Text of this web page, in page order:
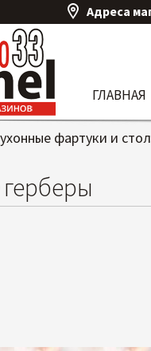
Адреса
ГЛАВНАЯ
фартуки и